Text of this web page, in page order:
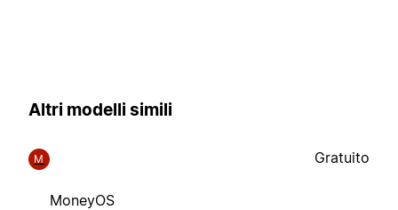
Altri modelli simili
M
MoneyOS
Gratuito